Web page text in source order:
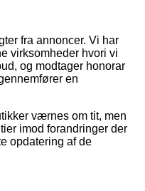
fra annoncer. Vi har
virksomheder hvori vi
og modtager honorar
en
værnes om tit, men
imod forandringer der
opdatering af de